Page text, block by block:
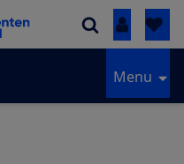
Inloggen
Menu